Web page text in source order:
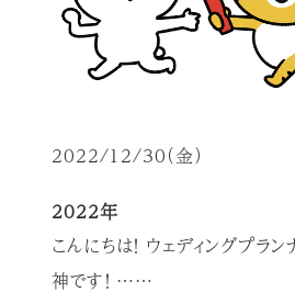
2022/12/30（金）
2022年
こんにちは！ ウェディングプラ
神です！ ……